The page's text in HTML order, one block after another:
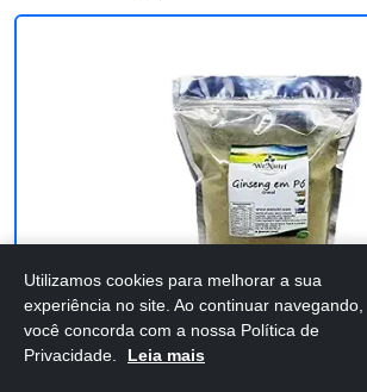
Utilizamos cookies para melhorar a sua
experiência no site. Ao continuar navegando,
você concorda com a nossa Política de
Privacidade.
Leia mais